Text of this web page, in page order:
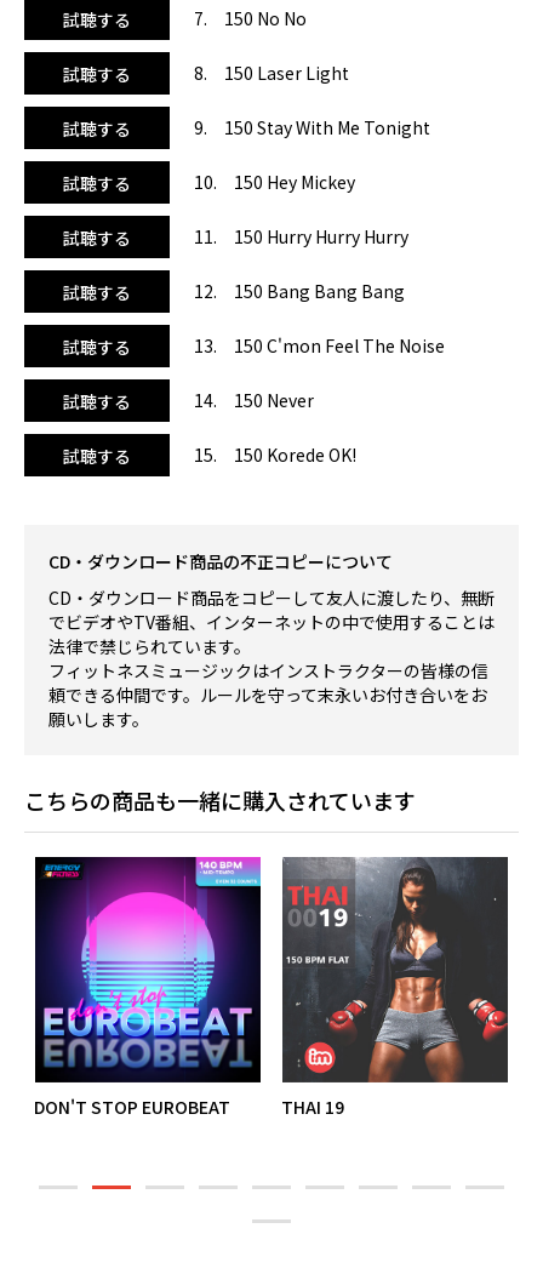
試聴する 7. 150 No No
試聴する 8. 150 Laser Light
試聴する 9. 150 Stay With Me Tonight
試聴する 10. 150 Hey Mickey
試聴する 11. 150 Hurry Hurry Hurry
試聴する 12. 150 Bang Bang Bang
試聴する 13. 150 C'mon Feel The Noise
試聴する 14. 150 Never
試聴する 15. 150 Korede OK!
CD・ダウンロード商品の不正コピーについて
CD・ダウンロード商品をコピーして友人に渡したり、無断
でビデオやTV番組、インターネットの中で使用することは
法律で禁じられています。
フィットネスミュージックはインストラクターの皆様の信
頼できる仲間です。ルールを守って末永いお付き合いをお
願いします。
こちらの商品も一緒に購入されています
DON'T STOP EUROBEAT THAI 19